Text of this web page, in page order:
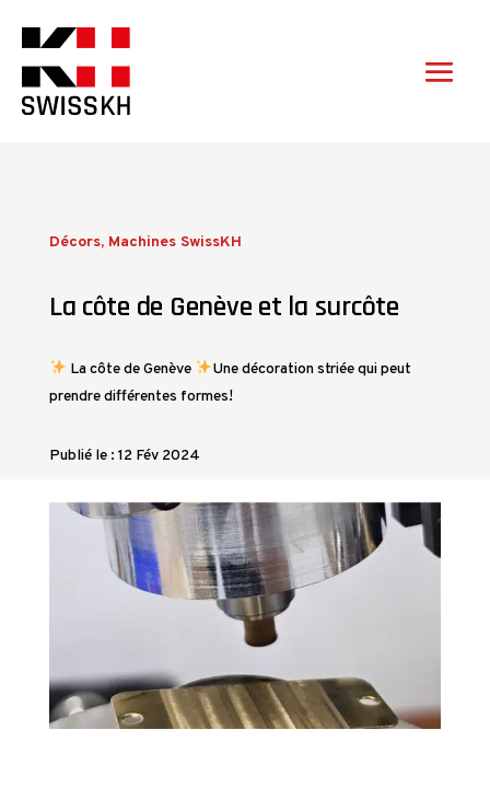
Décors, Machines SwissKH
La côte de Genève et la surcôte
La côte de Genève
Une décoration striée qui peut
prendre différentes formes!
Publié le : 12 Fév 2024